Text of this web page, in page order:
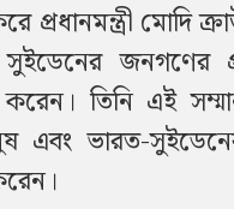
প্রধানমন্ত্রী মোদি
সুইডেনের জনগণের
তিনি এই
ভারত-সুইডেনের